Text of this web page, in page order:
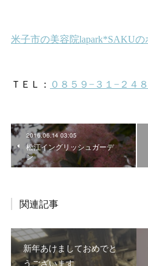
2016.06.14 03:05
松江イングリッシュガーデ
ン
関連記事
新年あけましておめでと
うございます